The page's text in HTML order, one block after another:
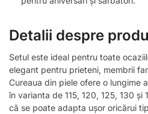
Detalii despre
Setul este ideal pentru toate
elegant pentru prieteni, membrii
Cureaua din piele ofere o lungime
în varianta de 115, 120, 125, 130 și
că se poate adapta ușor oricărui